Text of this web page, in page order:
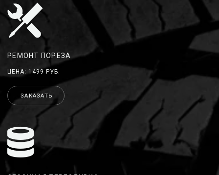
РЕМОНТ ПОРЕЗА
ЦЕНА: 1499 РУБ.
ЗАКАЗАТЬ